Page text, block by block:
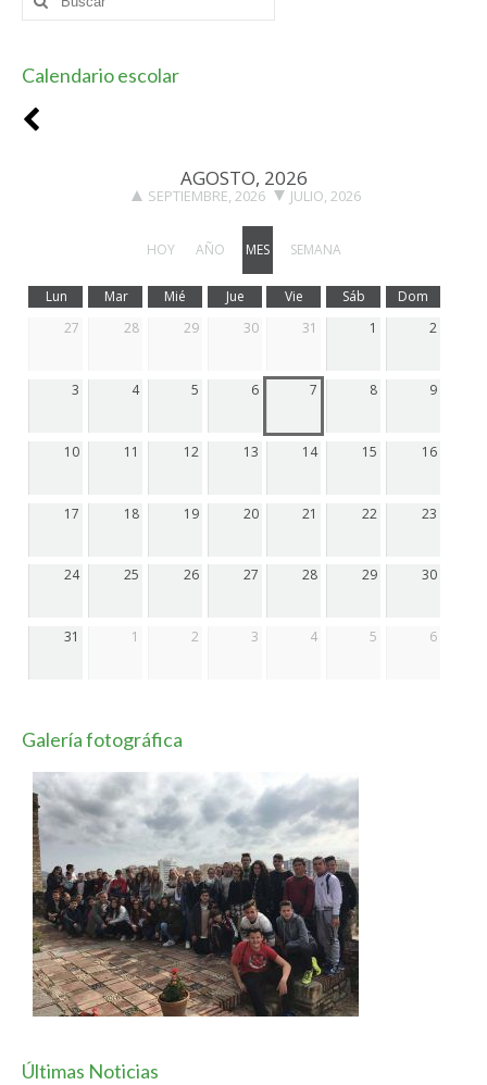
por:
Calendario escolar
AGOSTO, 2026
SEPTIEMBRE, 2026 JULIO, 2026
HOY AÑO MES SEMANA
Lun Mar Mié Jue Vie Sáb
Dom
27
28 29 30 31 1 2
3 4 5 6 7 8 9
10 11 12 13 14 15 16
17 18 19 20 21 22 23
24 25 26 27 28 29 30
31 1 2 3 4 5 6
Galería fotográfica
Últimas Noticias